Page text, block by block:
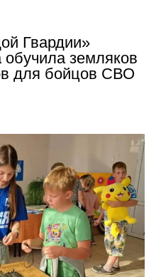
Гвардии»
обучила земляков
для бойцов СВО